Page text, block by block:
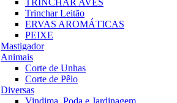
TRINCHAR AVES
Trinchar Leitão
ERVAS AROMÁTICAS
PEIXE
Mastigador
Animais
Corte de Unhas
Corte de Pêlo
Diversas
Vindima, Poda e Jardinagem